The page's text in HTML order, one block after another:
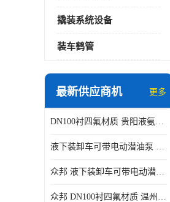
撬装系统设备
装车鹤管
最新供应商机 更多
DN100衬四氟材质 贵阳液氨鹤管供应商
液下装卸车可带电动潜油泵 贵阳液氨鹤管批发商
众邦 液下装卸车可带电动潜油泵 沈阳液氨鹤管批发商
众邦 DN100衬四氟材质 温州液氨鹤管批发商